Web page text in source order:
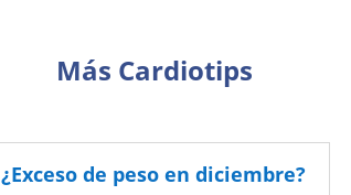
Más Cardiotips
¿Exceso de peso en diciembre?